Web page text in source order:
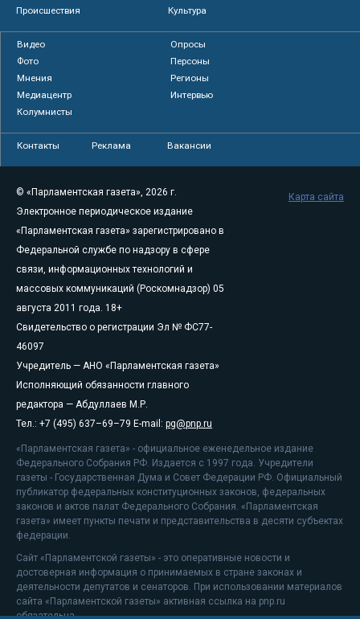
Происшествия
Культура
Видео
Опросы
Фото
Персоны
Мнения
Регионы
Медиацентр
Интервью
Колумнисты
Контакты Реклама Вакансии
© «Парламентская газета», 2026 г.
Электронное периодическое издание
«Парламентская газета» зарегистрировано в
Федеральной службе по надзору в сфере
связи, информационных технологий и
массовых коммуникаций (Роскомнадзор) 05
августа 2011 года. 18+
Свидетельство о регистрации Эл № ФС77-
46097
Учредитель — АНО «Парламентская газета»
Исполняющий обязанности главного
редактора — Абдуллаев М.Р.
Тел.: +7 (495) 637–69–79 E-mail: pg@pnp.ru
«Парламентская газета» - официальное еженедельное издание
Федерального Собрания РФ. Издается с 1997 года. Учредители
газеты - Государственная Дума и Совет Федерации РФ. Официальный
публикатор федеральных конституционных законов, федеральных
законов и актов палат Федерального Собрания. «Парламентская
газета» имеет пункты печати и представительства в десяти субъектах
федерации.
Сайт «Парламентской газеты» - это оперативные новости и
достоверная информация о принимаемых в стране законах и
деятельности депутатов и сенаторов. При использовании материалов
сайта «Парламентской газеты» активная ссылка на pnp.ru
обязательна.
Карта сайта